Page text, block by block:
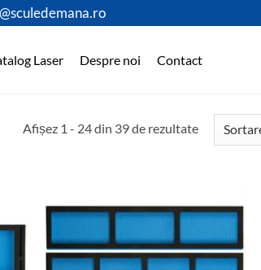
Laser Despre noi Contact
Afișez 1 - 24 din 39 de rezultate